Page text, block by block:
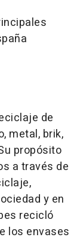
de
metal, brik,
propósito
a través de
y en
recicló
los envases